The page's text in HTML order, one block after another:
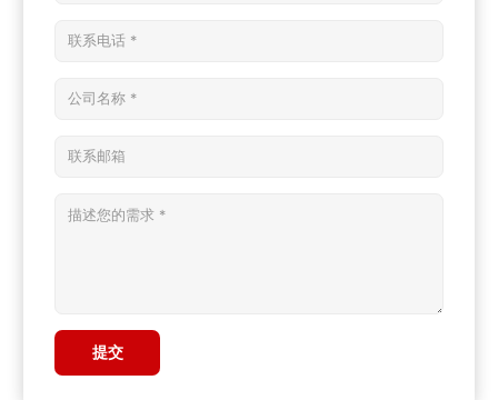
提交